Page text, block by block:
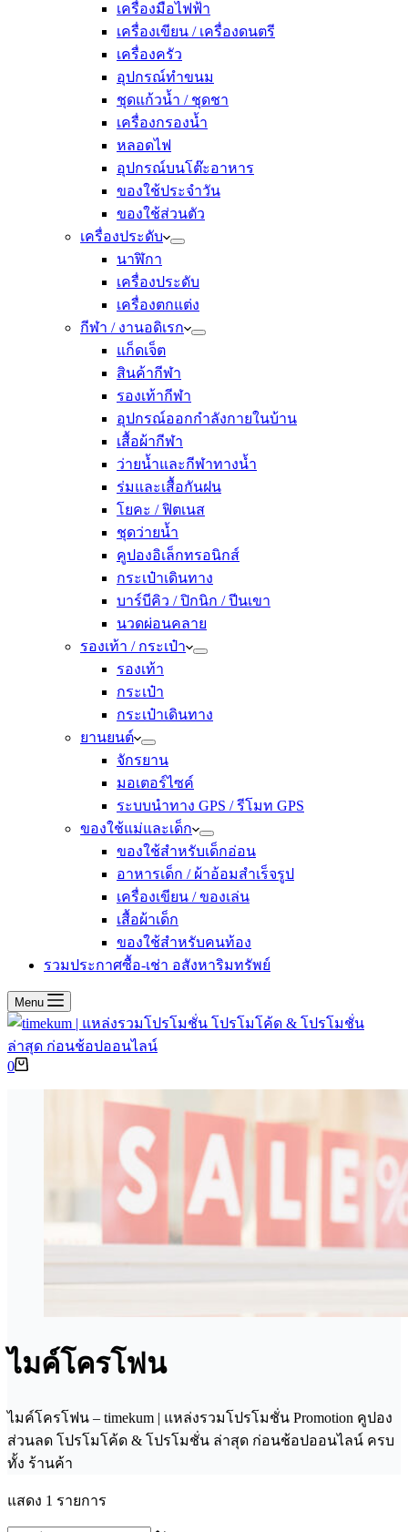
เครื่องมือไฟฟ้า
เครื่องเขียน / เครื่องดนตรี
เครื่องครัว
อุปกรณ์ทำขนม
ชุดแก้วน้ำ / ชุดชา
เครื่องกรองน้ำ
หลอดไฟ
อุปกรณ์บนโต๊ะอาหาร
ของใช้ประจำวัน
ของใช้ส่วนตัว
เครื่องประดับ
นาฬิกา
เครื่องประดับ
เครื่องตกแต่ง
กีฬา / งานอดิเรก
แก็ดเจ็ต
สินค้ากีฬา
รองเท้ากีฬา
อุปกรณ์ออกกำลังกายในบ้าน
เสื้อผ้ากีฬา
ว่ายน้ำและกีฬาทางน้ำ
ร่มและเสื้อกันฝน
โยคะ / ฟิตเนส
ชุดว่ายน้ำ
คูปองอิเล็กทรอนิกส์
กระเป๋าเดินทาง
บาร์บีคิว / ปิกนิก / ปีนเขา
นวดผ่อนคลาย
รองเท้า / กระเป๋า
รองเท้า
กระเป๋า
กระเป๋าเดินทาง
ยานยนต์
จักรยาน
มอเตอร์ไซค์
ระบบนำทาง GPS / รีโมท GPS
ของใช้แม่และเด็ก
ของใช้สำหรับเด็กอ่อน
อาหารเด็ก / ผ้าอ้อมสำเร็จรูป
เครื่องเขียน / ของเล่น
เสื้อผ้าเด็ก
ของใช้สำหรับคนท้อง
รวมประกาศซื้อ-เช่า อสังหาริมทรัพย์
Menu
Shopping
0
ไมค์โครโฟน
ไมค์โครโฟน – timekum | แหล่งรวมโปรโมชั่น Promotion คูปอง
ส่วนลด โปรโมโค้ด & โปรโมชั่น ล่าสุด ก่อนช้อปออนไลน์ ครบ
ทั้ง ร้านค้า
แสดง 1 รายการ